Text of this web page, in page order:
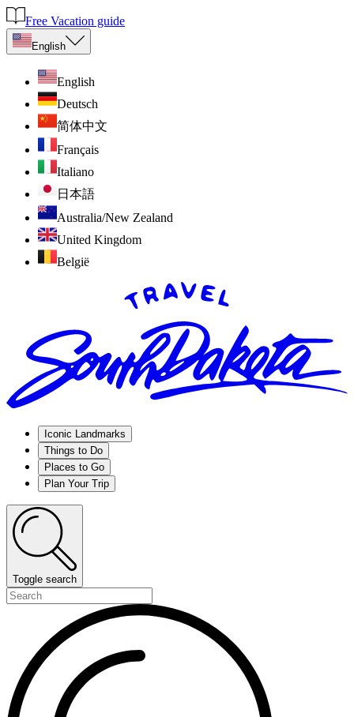
Free Vacation guide
English
English
Deutsch
简体中文
Français
Italiano
日本語
Australia/New Zealand
United Kingdom
België
Iconic Landmarks
Things to Do
Places to Go
Plan Your Trip
Toggle search